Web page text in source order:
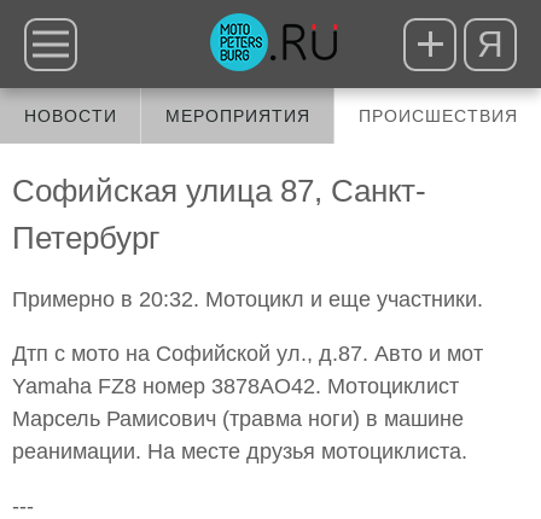
Я
НОВОСТИ МЕРОПРИЯТИЯ ПРОИСШЕСТВИЯ
Софийская улица 87, Санкт-
Петербург
Примерно в 20:32. Мотоцикл и еще участники.
Дтп с мото на Софийской ул., д.87. Авто и мот
Yamaha FZ8 номер 3878АО42. Мотоциклист
Марсель Рамисович (травма ноги) в машине
реанимации. На месте друзья мотоциклиста.
---